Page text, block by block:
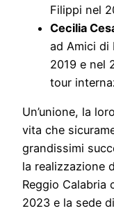
Filippi nel
Cecilia
ad Amici di
2019 e nel
tour
Un’unione, la
vita che
grandissimi
la realizzazione
Reggio Calabria
2023 e la sede